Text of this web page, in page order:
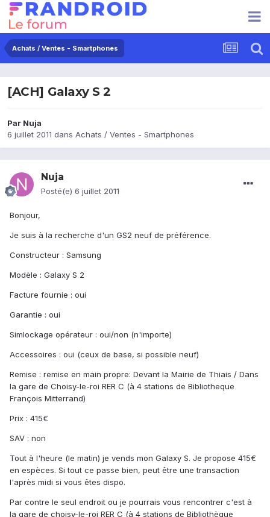
Achats / Ventes - Smartphones
[ACH] Galaxy S 2
Par Nuja
6 juillet 2011 dans Achats / Ventes - Smartphones
Nuja
Posté(e) 6 juillet 2011
Bonjour,
Je suis à la recherche d'un GS2 neuf de préférence.
Constructeur : Samsung
Modèle : Galaxy S 2
Facture fournie : oui
Garantie : oui
Simlockage opérateur : oui/non (n'importe)
Accessoires : oui (ceux de base, si possible neuf)
Remise : remise en main propre: Devant la Mairie de Thiais / Dans
la gare de Choisy-le-roi RER C (à 4 stations de Bibliotheque
François Mitterrand)
Prix : 415€
SAV : non
Tout à l'heure (le matin) je vends mon Galaxy S. Je propose 415€
en espèces. Si tout ce passe bien, peut être une transaction
l'après midi si vous êtes dispo.
Par contre le seul endroit ou je pourrais vous rencontrer c'est à
la gare de choisy-le-roi RER C (à 4 stations de Bibliothèque